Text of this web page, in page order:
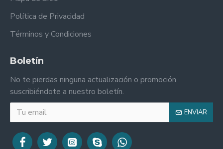
Política de Privacidad
Términos y Condiciones
Boletín
No te pierdas ninguna actualización o promoción
suscribiéndote a nuestro boletín.
ENVIAR